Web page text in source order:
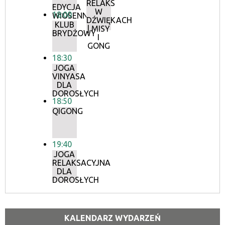
EDYCJA
WIOSENNA
18:00
KLUB
BRYDŻOWY
18:30
JOGA
VINYASA
DLA
DOROSŁYCH
18:50
QIGONG
19:40
JOGA
RELAKSACYJNA
DLA
DOROSŁYCH
RELAKS
W
DŹWIĘKACH
| MISY
I
GONG
KALENDARZ WYDARZEŃ